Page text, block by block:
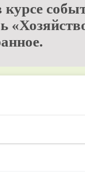
курсе